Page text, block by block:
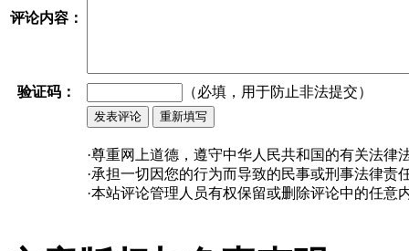
评论内容：
验证码： （必填，用于防止非法提交）
·尊重网上道德，遵守中华人民共和国的有关法律
·承担一切因您的行为而导致的民事或刑事法律责
·本站评论管理人员有权保留或删除评论中的任意